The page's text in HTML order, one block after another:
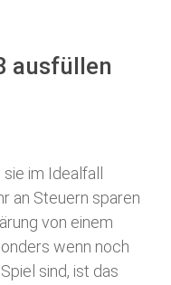
ausfüllen
im Idealfall
an Steuern sparen
von einem
wenn noch
sind, ist das